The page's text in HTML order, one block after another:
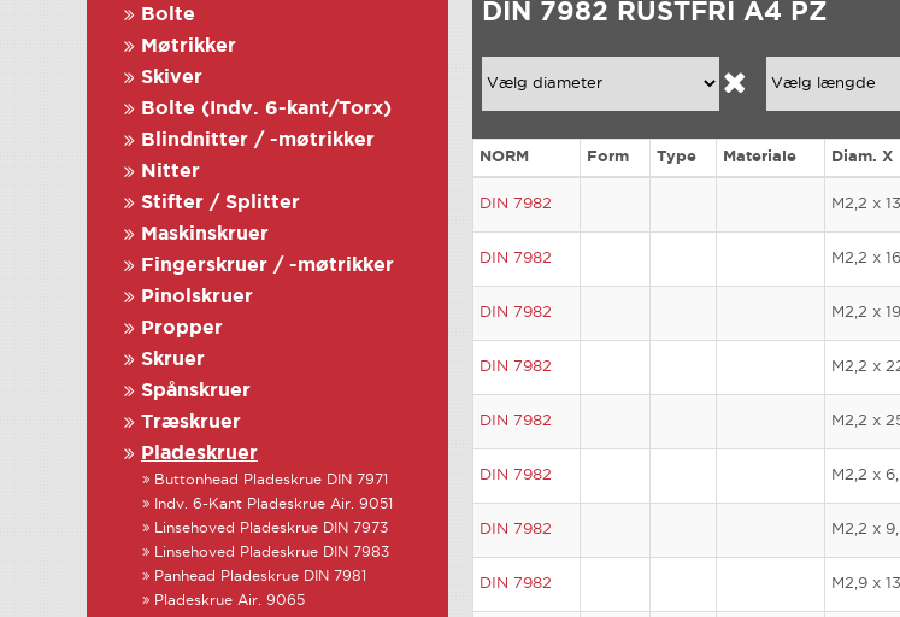
Bolte
Møtrikker
Skiver
Bolte (Indv. 6-kant/Torx)
Blindnitter / -møtrikker
Nitter
Stifter / Splitter
Maskinskruer
Fingerskruer / -møtrikker
Pinolskruer
Propper
Skruer
Spånskruer
Træskruer
Pladeskruer
Buttonhead Pladeskrue DIN 7971
Indv. 6-Kant Pladeskrue Air. 9051
Linsehoved Pladeskrue DIN 7973
Linsehoved Pladeskrue DIN 7983
Panhead Pladeskrue DIN 7981
Pladeskrue Air. 9065
DIN 7982 RUSTFRI A4 PZ
NORM Form Type Materiale Diam. X
DIN 7982 M2,2 x 13
DIN 7982 M2,2 x 16
DIN 7982 M2,2 x 19
DIN 7982 M2,2 x
DIN 7982 M2,2 x
DIN 7982 M2,2 x
DIN 7982 M2,2 x
DIN 7982 M2,9 x 13